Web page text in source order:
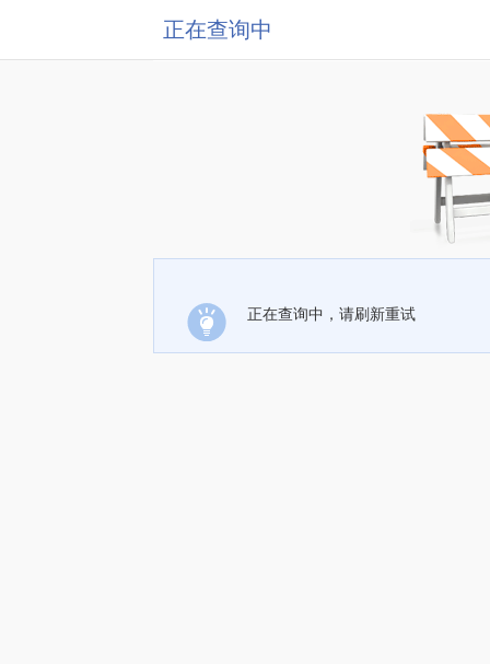
正在查询中
正在查询中，请刷新重试